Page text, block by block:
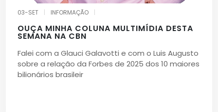
03-SET INFORMAÇÃO
OUÇA MINHA COLUNA MULTIMÍDIA DESTA
SEMANA NA CBN
Falei com a Glauci Galavotti e com o Luis Augusto
sobre a relação da Forbes de 2025 dos 10 maiores
bilionários brasileir